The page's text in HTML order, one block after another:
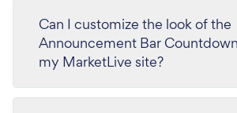
Can I customize the look of the
Announcement Bar
my MarketLive site?